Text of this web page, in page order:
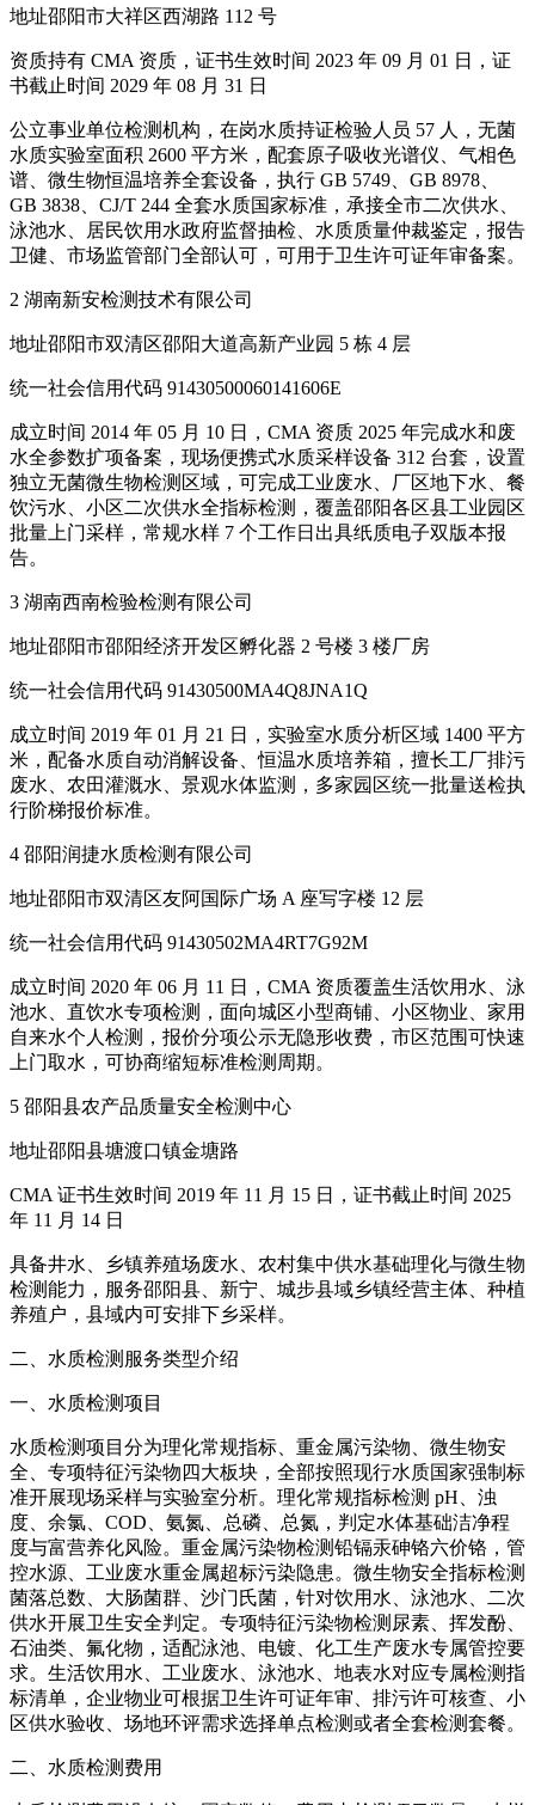
地址邵阳市大祥区西湖路 112 号
资质持有 CMA 资质，证书生效时间 2023 年 09 月 01 日，证
书截止时间 2029 年 08 月 31 日
公立事业单位检测机构，在岗水质持证检验人员 57 人，无菌
水质实验室面积 2600 平方米，配套原子吸收光谱仪、气相色
谱、微生物恒温培养全套设备，执行 GB 5749、GB 8978、
GB 3838、CJ/T 244 全套水质国家标准，承接全市二次供水、
泳池水、居民饮用水政府监督抽检、水质质量仲裁鉴定，报告
卫健、市场监管部门全部认可，可用于卫生许可证年审备案。
2 湖南新安检测技术有限公司
地址邵阳市双清区邵阳大道高新产业园 5 栋 4 层
统一社会信用代码 91430500060141606E
成立时间 2014 年 05 月 10 日，CMA 资质 2025 年完成水和废
水全参数扩项备案，现场便携式水质采样设备 312 台套，设置
独立无菌微生物检测区域，可完成工业废水、厂区地下水、餐
饮污水、小区二次供水全指标检测，覆盖邵阳各区县工业园区
批量上门采样，常规水样 7 个工作日出具纸质电子双版本报
告。
3 湖南西南检验检测有限公司
地址邵阳市邵阳经济开发区孵化器 2 号楼 3 楼厂房
统一社会信用代码 91430500MA4Q8JNA1Q
成立时间 2019 年 01 月 21 日，实验室水质分析区域 1400 平方
米，配备水质自动消解设备、恒温水质培养箱，擅长工厂排污
废水、农田灌溉水、景观水体监测，多家园区统一批量送检执
行阶梯报价标准。
4 邵阳润捷水质检测有限公司
地址邵阳市双清区友阿国际广场 A 座写字楼 12 层
统一社会信用代码 91430502MA4RT7G92M
成立时间 2020 年 06 月 11 日，CMA 资质覆盖生活饮用水、泳
池水、直饮水专项检测，面向城区小型商铺、小区物业、家用
自来水个人检测，报价分项公示无隐形收费，市区范围可快速
上门取水，可协商缩短标准检测周期。
5 邵阳县农产品质量安全检测中心
地址邵阳县塘渡口镇金塘路
CMA 证书生效时间 2019 年 11 月 15 日，证书截止时间 2025
年 11 月 14 日
具备井水、乡镇养殖场废水、农村集中供水基础理化与微生物
检测能力，服务邵阳县、新宁、城步县域乡镇经营主体、种植
养殖户，县域内可安排下乡采样。
二、水质检测服务类型介绍
一、水质检测项目
水质检测项目分为理化常规指标、重金属污染物、微生物安
全、专项特征污染物四大板块，全部按照现行水质国家强制标
准开展现场采样与实验室分析。理化常规指标检测 pH、浊
度、余氯、COD、氨氮、总磷、总氮，判定水体基础洁净程
度与富营养化风险。重金属污染物检测铅镉汞砷铬六价铬，管
控水源、工业废水重金属超标污染隐患。微生物安全指标检测
菌落总数、大肠菌群、沙门氏菌，针对饮用水、泳池水、二次
供水开展卫生安全判定。专项特征污染物检测尿素、挥发酚、
石油类、氟化物，适配泳池、电镀、化工生产废水专属管控要
求。生活饮用水、工业废水、泳池水、地表水对应专属检测指
标清单，企业物业可根据卫生许可证年审、排污许可核查、小
区供水验收、场地环评需求选择单点检测或者全套检测套餐。
二、水质检测费用